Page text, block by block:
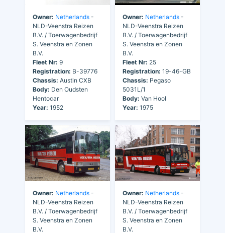
Owner: Netherlands -
NLD-Veenstra Reizen
B.V. / Toerwagenbedrijf
S. Veenstra en Zonen
B.V.
Fleet Nr: 9
Registration: B-39776
Chassis: Austin CXB
Body: Den Oudsten
Hentocar
Year: 1952
Owner: Netherlands -
NLD-Veenstra Reizen
B.V. / Toerwagenbedrijf
S. Veenstra en Zonen
B.V.
Fleet Nr: 25
Registration: 19-46-GB
Chassis: Pegaso
5031L/1
Body: Van Hool
Year: 1975
Owner: Netherlands -
NLD-Veenstra Reizen
B.V. / Toerwagenbedrijf
S. Veenstra en Zonen
B.V.
Owner: Netherlands -
NLD-Veenstra Reizen
B.V. / Toerwagenbedrijf
S. Veenstra en Zonen
B.V.